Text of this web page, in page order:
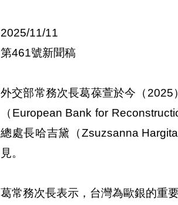
2025/11/11
第461號新聞稿
外交部常務次長葛葆萱於今（2025
（European Bank for
總處長哈吉黛（Zsuzsanna
見。
葛常務次長表示，台灣為歐銀的重